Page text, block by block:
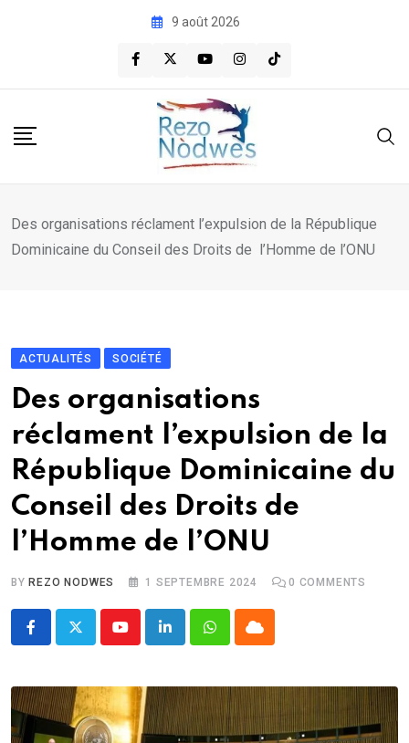
9 août 2026
Des organisations réclament l’expulsion de la République
Dominicaine du Conseil des Droits de l’Homme de l’ONU
ACTUALITÉS SOCIÉTÉ
Des organisations
réclament l’expulsion de la
République Dominicaine du
Conseil des Droits de
l’Homme de l’ONU
BY REZO NODWES 1 SEPTEMBRE 2024 0 COMMENTS
YoutubeLinkedInWhatsappCloud